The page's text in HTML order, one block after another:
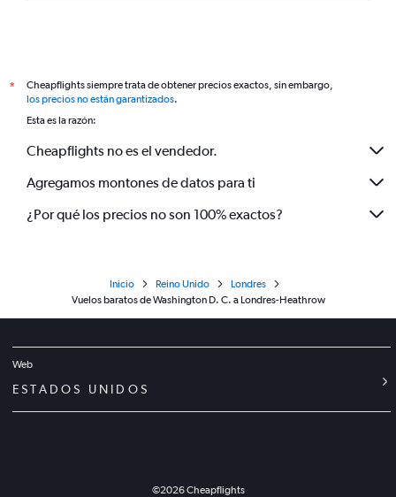
*
Cheapflights siempre trata de obtener precios exactos, sin embargo,
los precios no están garantizados.
Esta es la razón:
Cheapflights no es el vendedor.
Agregamos montones de datos para ti
¿Por qué los precios no son 100% exactos?
Inicio Reino Unido
Londres
Vuelos baratos de Washington D. C. a Londres-Heathrow
Web
ESTADOS UNIDOS
©2026Cheapflights